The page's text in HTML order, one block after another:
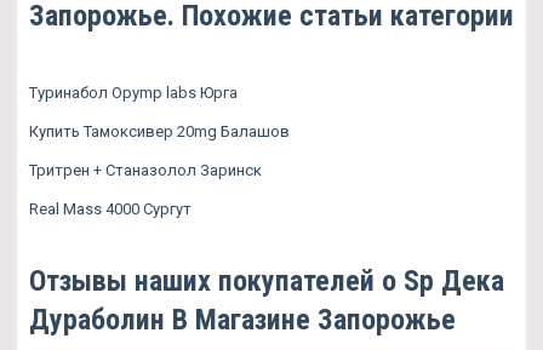
Запорожье. Похожие статьи категории
Туринабол Opymp labs Юрга
Купить Тамоксивер 20mg Балашов
Тритрен + Станазолол Заринск
Real Mass 4000 Сургут
Отзывы наших покупателей о Sp Дека
Дураболин В Магазине Запорожье